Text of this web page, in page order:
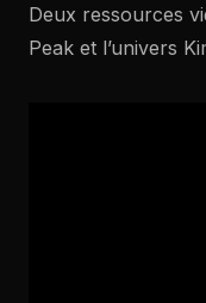
Deux ressources
Peak et l’univers